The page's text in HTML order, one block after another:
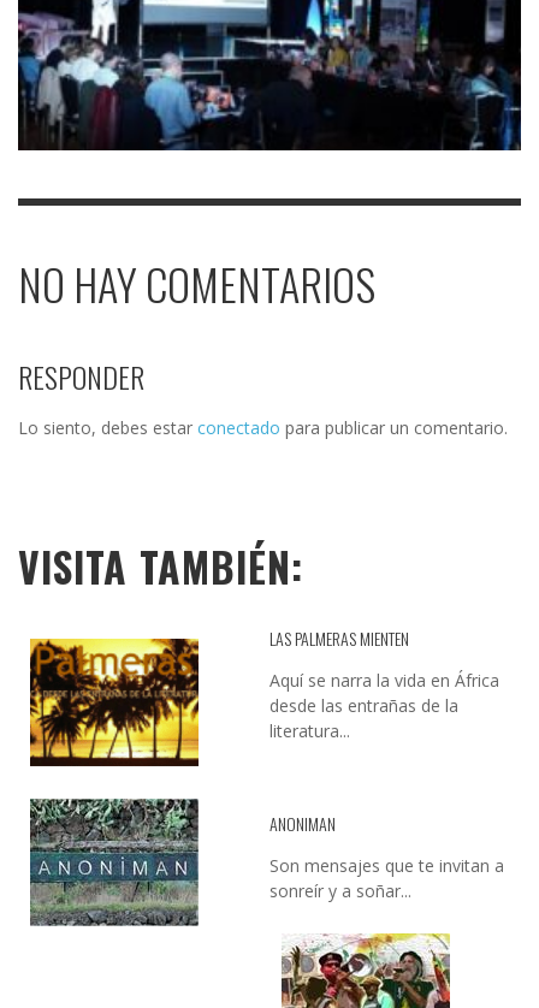
NO HAY COMENTARIOS
RESPONDER
Lo siento, debes estar conectado para publicar un comentario.
VISITA TAMBIÉN:
LAS PALMERAS MIENTEN
Aquí se narra la vida en África
desde las entrañas de la
literatura...
ANONIMAN
Son mensajes que te invitan a
sonreír y a soñar...